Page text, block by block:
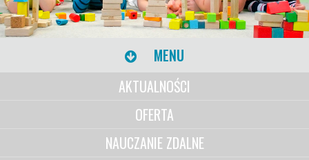
MENU
AKTUALNOŚCI
OFERTA
NAUCZANIE ZDALNE